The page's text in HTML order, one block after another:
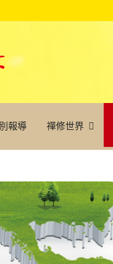
報導 禪修世界